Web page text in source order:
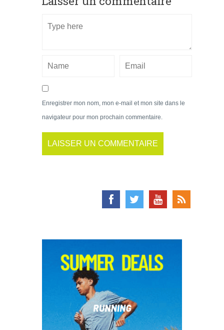
Enregistrer mon nom, mon e-mail et mon site dans le
navigateur pour mon prochain commentaire.